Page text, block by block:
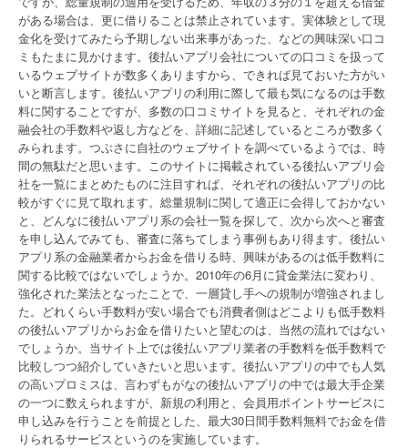
がある場合は、更に借りることは禁止されています。実体験として現
金化を受けてみたら予期しない出来事があった、などの興味深い口コ
ミもたまに見かけます。後払いアプリ会社についての口コミを扱って
いるウェブサイトが数多くありますから、できれば見ておいた方がい
いと断言します。後払いアプリの利用に際して最も気になるのは手数
料に関することですが、多数の口コミサイトを見ると、それぞれの金
融会社の手数料や返し方などを、詳細に記述しているところが数多く
みられます。つぶさに自社のウェブサイトを調べているようでは、時
間の無駄だと思います。このサイトに掲載されている後払いアプリ会
社を一覧にまとめたものに注目すれば、それぞれの後払いアプリの比
較がすぐに見て取れます。総量規制に関して適正に会得しておかない
と、どんなに後払いアプリ系の会社一覧を探して、次から次へと審査
を申し込んでみても、審査に落ちてしまう事例もあり得ます。後払い
アプリ系の金融業者からお金を借りる時、興味があるのは低手数料に
関する比較ではないでしょうか。2010年の6月に貸金業法に変わり、
強化された業法となったことで、一層貸し手への規制が増強されまし
た。どれくらい手数料が安い場合でも消費者側はどこよりも低手数料
の後払いアプリからお金を借りたいと望むのは、当然の流れではない
でしょうか。当サイト上では後払いアプリ業者の手数料を低手数料で
比較しつつ紹介していきたいと思います。後払いアプリの中でも人気
の高いプロミスは、言わずもがなの後払いアプリの中では最大手企業
の一つに数えられますが、新規の利用と、会員用ポイントサービスに
申し込みを行うことを前提とした、最大30日間手数料無料でお金を借
りられるサービスというのを実施しています。